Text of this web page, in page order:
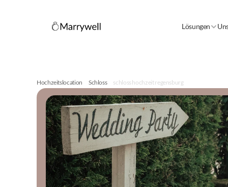
Lösungen
Hochzeitslocation Schloss schloss hochzeit regensburg